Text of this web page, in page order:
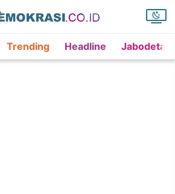
Trending Headline